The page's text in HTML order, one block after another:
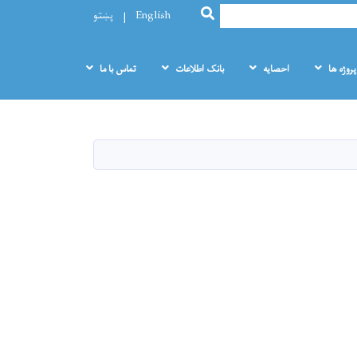
SEARCH
English پښتو
پروژه ها احصایه بانک اطلاعات تماس با ما